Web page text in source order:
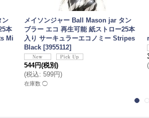
ン
本
Mi
メイソンジャー Ball Mason jar タン
ブラー エコ 再生可能 紙ストロー25本
入り サーキュラーエコノミー Stripes
Black [3955112]
544円(税別)
(税込: 599円)
在庫数 ◯
(